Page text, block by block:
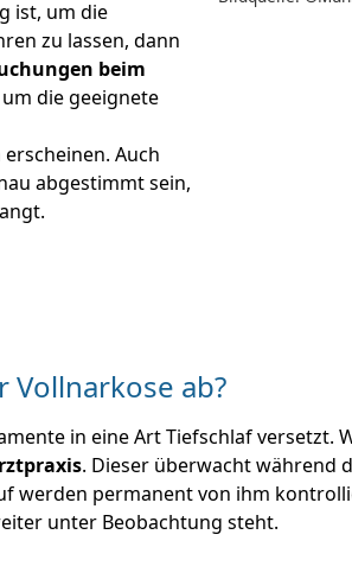
ist, um die
zu lassen, dann
beim
die geeignete
Auch
abgestimmt sein,
ab?
in eine Art Tiefschlaf
. Dieser überwacht während
werden permanent von ihm
unter Beobachtung steht.